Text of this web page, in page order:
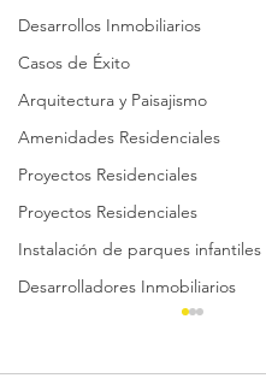
Desarrollos Inmobiliarios
Casos de Éxito
Arquitectura y Paisajismo
Amenidades Residenciales
Proyectos Residenciales
Proyectos Residenciales
Instalación de parques infantiles
Desarrolladores Inmobiliarios